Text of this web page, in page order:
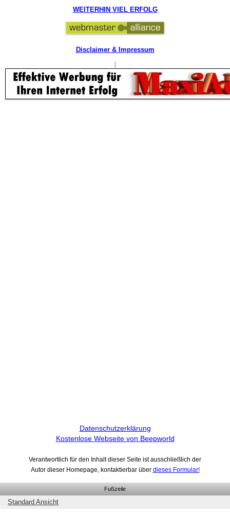
WEITERHIN VIEL ERFOLG
Disclaimer & Impressum
Datenschutzerklärung
Kostenlose Webseite von Beepworld
Verantwortlich für den Inhalt dieser Seite ist ausschließlich der
Autor dieser Homepage, kontaktierbar über dieses Formular!
Fußzeile
Standard Ansicht